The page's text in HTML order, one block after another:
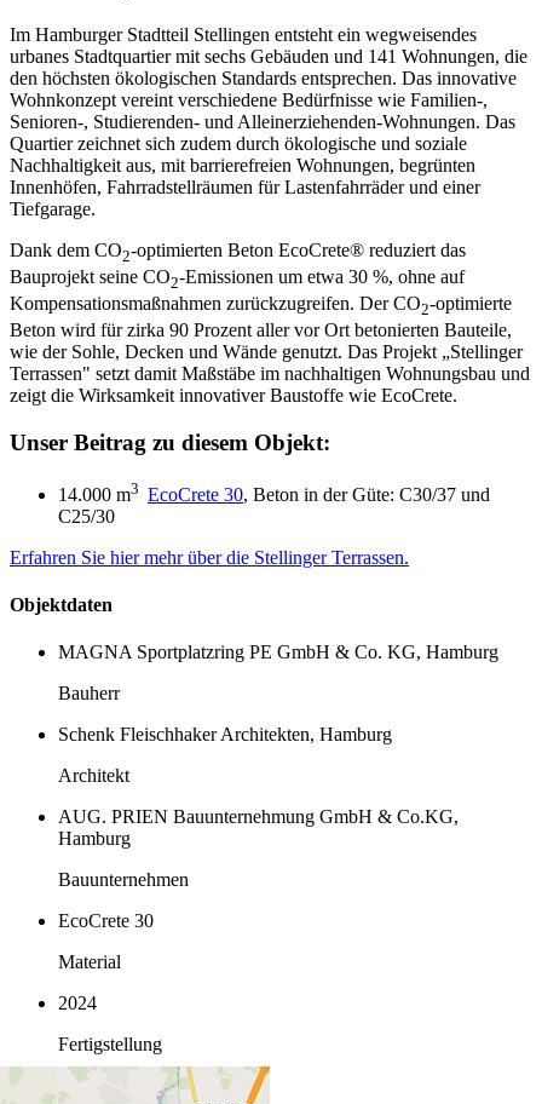
Im Hamburger Stadtteil Stellingen entsteht ein wegweisendes
urbanes Stadtquartier mit sechs Gebäuden und 141 Wohnungen, die
den höchsten ökologischen Standards entsprechen. Das innovative
Wohnkonzept vereint verschiedene Bedürfnisse wie Familien-,
Senioren-, Studierenden- und Alleinerziehenden-Wohnungen. Das
Quartier zeichnet sich zudem durch ökologische und soziale
Nachhaltigkeit aus, mit barrierefreien Wohnungen, begrünten
Innenhöfen, Fahrradstellräumen für Lastenfahrräder und einer
Tiefgarage.
Dank dem CO2-optimierten Beton EcoCrete® reduziert das
Bauprojekt seine CO2-Emissionen um etwa 30 %, ohne auf
Kompensationsmaßnahmen zurückzugreifen. Der CO2-optimierte
Beton wird für zirka 90 Prozent aller vor Ort betonierten Bauteile,
wie der Sohle, Decken und Wände genutzt. Das Projekt „Stellinger
Terrassen" setzt damit Maßstäbe im nachhaltigen Wohnungsbau und
zeigt die Wirksamkeit innovativer Baustoffe wie EcoCrete.
Unser Beitrag zu diesem Objekt:
14.000 m3 EcoCrete 30, Beton in der Güte: C30/37 und
C25/30
Erfahren Sie hier mehr über die Stellinger Terrassen.
Objektdaten
MAGNA Sportplatzring PE GmbH & Co. KG, Hamburg
Bauherr
Schenk Fleischhaker Architekten, Hamburg
Architekt
AUG. PRIEN Bauunternehmung GmbH & Co.KG,
Hamburg
Bauunternehmen
EcoCrete 30
Material
2024
Fertigstellung
Standort